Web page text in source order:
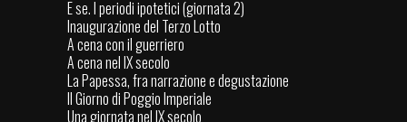
E se. I periodi ipotetici (giornata 2)
Inaugurazione del Terzo Lotto
A cena con il guerriero
A cena nel IX secolo
La Papessa, fra narrazione e degustazione
Il Giorno di Poggio Imperiale
Una giornata nel IX secolo